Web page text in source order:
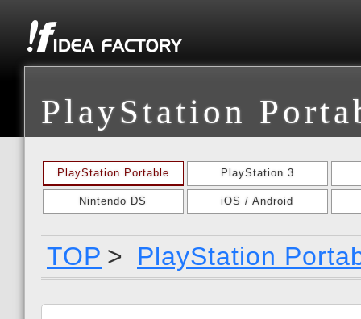
PlayStation
PlayStation Portable PlayStation 3
Nintendo DS iOS / Android
TOP > PlayStation